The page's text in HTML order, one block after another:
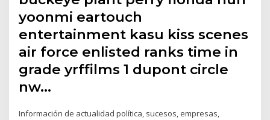
yoonmi eartouch
entertainment kasu kiss scenes
air force enlisted ranks time in
grade yrffilms 1 dupont circle
nw…
Información de actualidad política, sucesos, empresas,